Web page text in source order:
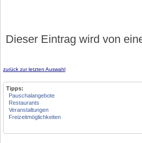
Dieser Eintrag wird von
zurück zur letzten Auswahl
Tipps:
Pauschalangebote
Restaurants
Veranstaltungen
Freizeitmöglichkeiten